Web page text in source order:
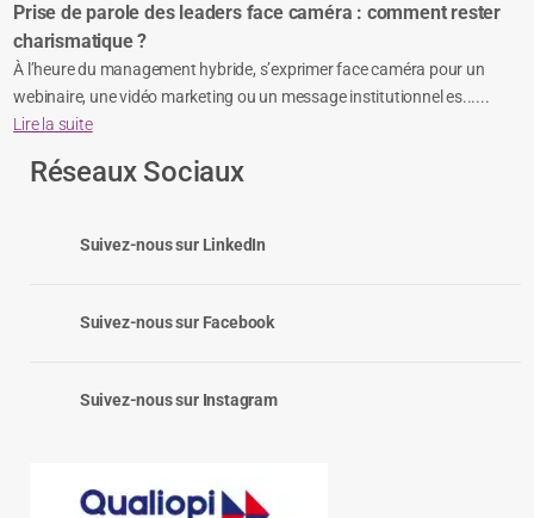
Prise de parole des leaders face caméra : comment rester
charismatique ?
À l’heure du management hybride, s’exprimer face caméra pour un
webinaire, une vidéo marketing ou un message institutionnel es......
Lire la suite
Réseaux Sociaux
Suivez-nous sur LinkedIn
Suivez-nous sur Facebook
Suivez-nous sur Instagram